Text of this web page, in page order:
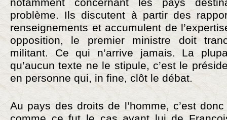
problème. Ils discutent à partir des
renseignements et accumulent de
opposition, le premier ministre doit
militant. Ce qui n’arrive jamais. La
qu’aucun texte ne le stipule, c’est le
en personne qui, in fine, clôt le débat.
Au pays des droits de l’homme, c’est